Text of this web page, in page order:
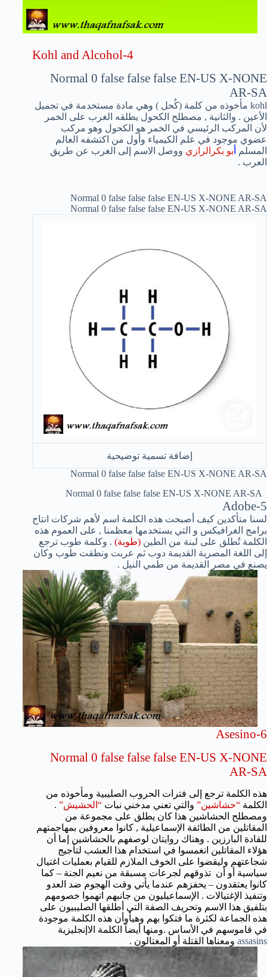
Kohl and Alcohol-4
Normal 0 false false false EN-US X-NONE
AR-SA
kohl مأخوذه من كلمة (كُحل ) وهي مادة مستخدمة في تجميل
الأعين . والثانية , مصطلح الكحول يطلقه الغرب على الخمر
لأن المركب الرئيسي في الخمر هو الكحول وهو مركب
عضوي موجود في علم الكيمياء وأول من اكتشفه العالم
المسلم
بو بكرالرازي ووصل الاسم إلى الغرب عن طريق
العرب .
Normal 0 false false false EN-US X-NONE AR-SA
Normal 0 false false false EN-US X-NONE AR-SA
إضافة تسمية توضيحية
Normal 0 false false false EN-US X-NONE AR-SA
Normal 0 false false false EN-US X-NONE AR-SA
Adobe-5
لسنا متأكدين كيف أصبحت هذه الكلمة اسم لأهم شركات انتاج
برامج الغرافيكس و التي يستخدمها معظمنا , على العموم هذه
الكلمة تُطلق على لبنة من الطين (طوبة) . وكلمة طوب ترجع
إلى اللغة المصرية القديمة دوب ثم عربت ونطقت طوب وكان
يصنع في مصر القديمة من طمي النيل .
Asesino-6
Normal 0 false false false EN-US X-NONE
AR-SA
هذه الكلمة ترجع إلى فترات الحروب الصليبية ومأخوذه من
الكلمة “حشاشين” والتي تعني مدخني نبات “الحشيش” .
ومصطلح الحشاشين هذا كان يطلق على مجموعة من
المقاتلين من الطائفة الإسماعيلية , كانوا معروفين بمهاجمتهم
للقادة البارزين . وهناك روايتان لوصفهم بالحشاشين إما أن
هؤلاء المقاتلين انغمسوا في استخدام هذا العشب لتأجيج
شجاعتهم وليقضوا على الخوف الملازم للقيام بعمليات اغتيال
سياسية أو أن تذوقهم لجرعات مسبقة من نعيم الجنة – كما
كانوا يعتقدون – يحفزهم عندما يأتي وقت الهجوم ضد العدو
وتنفيذ الإغتيالات . الإسماعيليون من جانبهم اتهموا خصومهم
بتلفيق هذا الاسم وتحريف الصفة التي أطلقها الصليبيون على
هذه الجماعة لكثرة ما فتكوا بهم وهيأوأن هذه الكلمة موجودة
في قاموسهم في الأساس .ومنها أيضاََ الكلمة الاإنجليزية
assasins ومعناها القتلة أو المغتالون .